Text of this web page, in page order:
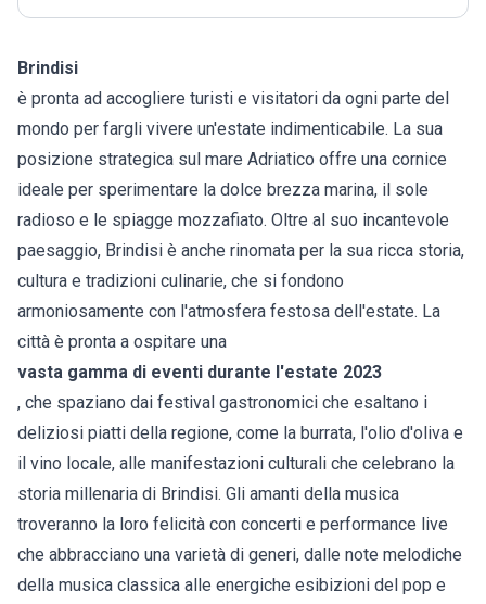
Brindisi
è pronta ad accogliere turisti e visitatori da ogni parte del
mondo per fargli vivere un'estate indimenticabile. La sua
posizione strategica sul mare Adriatico offre una cornice
ideale per sperimentare la dolce brezza marina, il sole
radioso e le spiagge mozzafiato. Oltre al suo incantevole
paesaggio, Brindisi è anche rinomata per la sua ricca storia,
cultura e tradizioni culinarie, che si fondono
armoniosamente con l'atmosfera festosa dell'estate. La
città è pronta a ospitare una
vasta gamma di eventi durante l'estate 2023
, che spaziano dai festival gastronomici che esaltano i
deliziosi piatti della regione, come la burrata, l'olio d'oliva e
il vino locale, alle manifestazioni culturali che celebrano la
storia millenaria di Brindisi. Gli amanti della musica
troveranno la loro felicità con concerti e performance live
che abbracciano una varietà di generi, dalle note melodiche
della musica classica alle energiche esibizioni del pop e